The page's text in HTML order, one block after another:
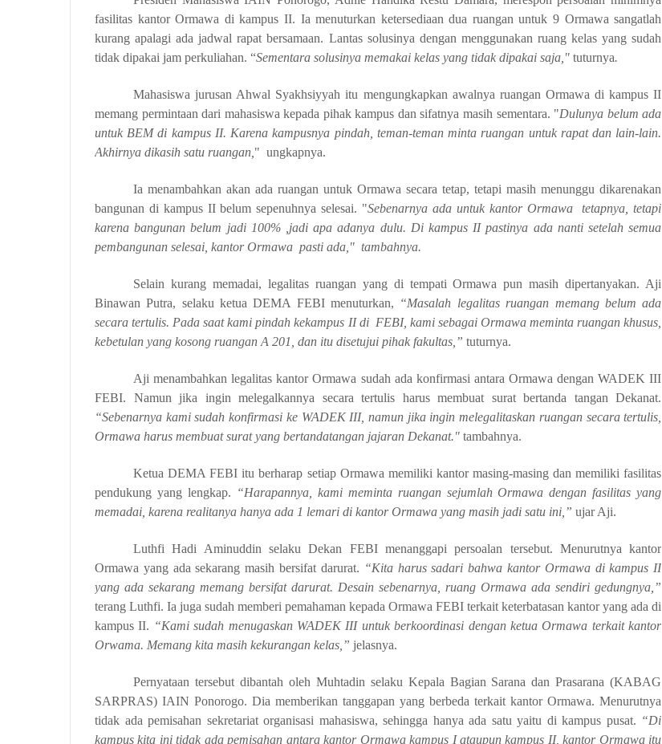
fasilitas kantor Ormawa di kampus II. Ia menuturkan ketersediaan dua ruangan untuk 9 Ormawa sangatlah
kurang apalagi ada jadwal rapat bersamaan. Lantas solusinya dengan menggunakan ruang kelas yang sudah
tidak dipakai jam perkuliahan. “Sementara solusinya memakai kelas yang tidak dipakai saja," tuturnya.
Mahasiswa jurusan Ahwal Syakhsiyyah itu mengungkapkan awalnya ruangan Ormawa di kampus II
memang permintaan dari mahasiswa kepada pihak kampus dan sifatnya masih sementara. "Dulunya belum ada
untuk BEM di kampus II. Karena kampusnya pindah, teman-teman minta ruangan untuk rapat dan lain-lain.
Akhirnya dikasih satu ruangan, " ungkapnya.
Ia menambahkan akan ada ruangan untuk Ormawa secara tetap, tetapi masih menunggu dikarenakan
bangunan di kampus II belum sepenuhnya selesai. "Sebenarnya ada untuk kantor Ormawa
tetapnya, tetapi
karena bangunan belum jadi 100% ,jadi apa adanya dulu. Di kampus II pastinya ada nanti setelah semua
pembangunan selesai, kantor Ormawa pasti ada," tambahnya.
Selain kurang memadai, legalitas ruangan yang di tempati Ormawa pun masih dipertanyakan. Aji
Binawan Putra, selaku ketua DEMA FEBI menuturkan, “Masalah legalitas ruangan memang belum ada
secara tertulis. Pada saat kami pindah kekampus IIdi FEBI, kami sebagai Ormawa meminta ruangan khusus,
kebetulan yang kosong ruangan A 201 , dan itu disetujui pihak fakultas ,” tuturnya.
Aji menambahkan legalitas kantor Ormawa sudah ada konfirmasi antara Ormawa dengan WADEK III
FEBI. Namun jika ingin melegalkannya secara tertulis harus membuat surat bertanda tangan Dekanat.
“Sebenarnya kami sudah konfirmasi ke WADEK III, namun jika ingin melegalitaskan ruangan secara tertulis,
Ormawa harus membuat surat yang bertandatangan jajaran Dekanat." tambahnya.
Ketua DEMA FEBI itu berharap setiap Ormawa memiliki kantor masing-masing dan memiliki fasilitas
pendukung yang lengkap. “Harapannya, kami meminta ruangan sejumlah Ormawa dengan fasilitas yang
memadai, karena realitanya hanya ada 1 lemari di kantor Ormawa yang masih jadi satu ini,” ujar Aji.
Luthfi Hadi Aminuddin selaku Dekan FEBI menanggapi persoalan tersebut. Menurutnya kantor
Ormawa yang ada sekarang masih bersifat darurat. “Kita harus sadari bahwa kantor Ormawa di kampus II
yang ada sekarang memang bersifat darurat. Desain sebenarnya, ruang Ormawa ada sendiri gedungnya,”
terang Luthfi. Ia juga sudah memberi pemahaman kepada Ormawa FEBI terkait keterbatasan kantor yang ada di
kampus II. “Kami sudah menugaskan WADEK III untuk berkoordinasi dengan ketua Ormawa terkait kantor
Orwama. Memang kita masih kekurangan kelas,” jelasnya.
Pernyataan tersebut dibantah oleh Muhtadin selaku Kepala Bagian Sarana dan Prasarana (KABAG
SARPRAS) IAIN Ponorogo. Dia memberikan tanggapan yang berbeda terkait kantor Ormawa. Menurutnya
tidak ada pemisahan sekretariat organisasi mahasiswa, sehingga hanya ada satu yaitu di kampus pusat. “Di
kampus kita ini tidak ada pemisahan antara kantor Ormawa kampus I ataupun kampus II, kantor Ormawa itu